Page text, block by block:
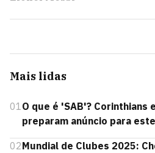
Mais lidas
01 O que é 'SAB'? Corinthians
preparam anúncio para
02Mundial de Clubes 2025: